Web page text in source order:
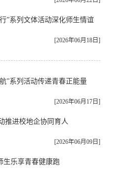
”系列文体活动深化师生情谊
[2026年06月18日]
”系列活动传递青春正能量
[2026年06月17日]
推进校地企协同育人
[2026年06月09日]
生乐享青春健康跑